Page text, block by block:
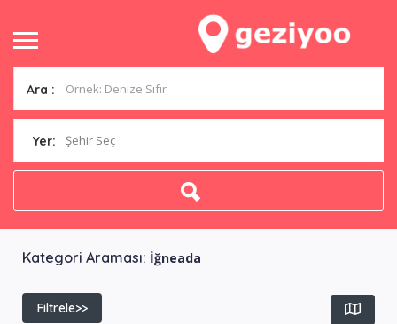
Ara :
Yer: Şehir Seç
Kategori Araması: İğneada
Filtrele>>